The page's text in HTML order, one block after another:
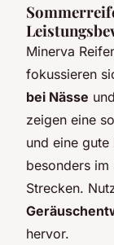
Minerva
fokussieren
bei Nässe
zeigen eine
und eine gute
besonders
Strecken.
hervor.